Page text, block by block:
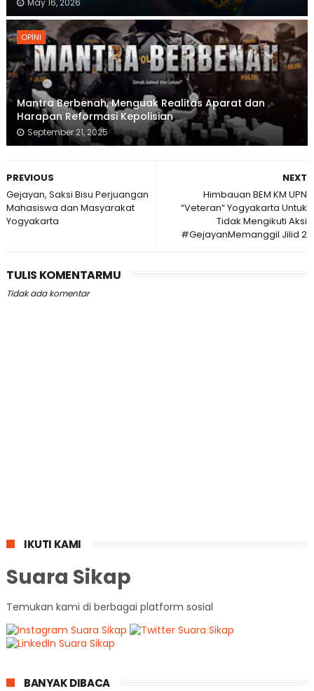
OPINI
Mantra Berbenah, Menguak Realitas Aparat dan
Harapan Reformasi Kepolisian
September 21, 2025
NEXT
Himbauan BEM KM UPN
“Veteran” Yogyakarta Untuk
Tidak Mengikuti Aksi
#GejayanMemanggil Jilid 2
PREVIOUS
Gejayan, Saksi Bisu Perjuangan
Mahasiswa dan Masyarakat
Yogyakarta
TULIS KOMENTARMU
Tidak ada komentar
IKUTI KAMI
Suara Sikap
Temukan kami di berbagai platform sosial
BANYAK DIBACA